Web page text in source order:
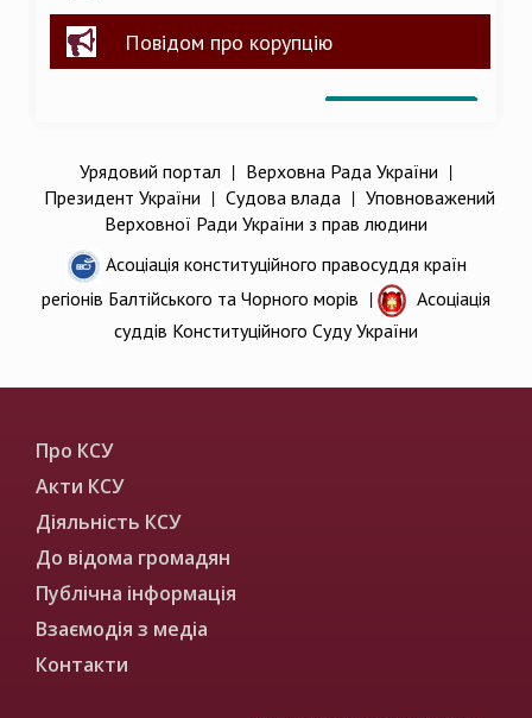
Повідом про корупцію
Урядовий портал | Верховна Рада України |
Президент України | Судова влада| Уповноважений
Верховної Ради України з прав людини
Асоціація конституційного правосуддя країн
регіонів Балтійського та Чорного морів |
Асоціація
суддів Конституційного Суду України
Про КСУ
Акти КСУ
Діяльність КСУ
До відома громадян
Публічна інформація
Взаємодія з медіа
Контакти